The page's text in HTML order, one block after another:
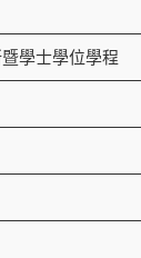
學士學位學程